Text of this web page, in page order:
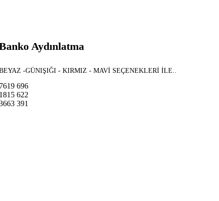
Aydınlatma
-GÜNIŞIĞI - KIRMIZ - MAVİ SEÇENEKLERİ İLE..
696
622
391